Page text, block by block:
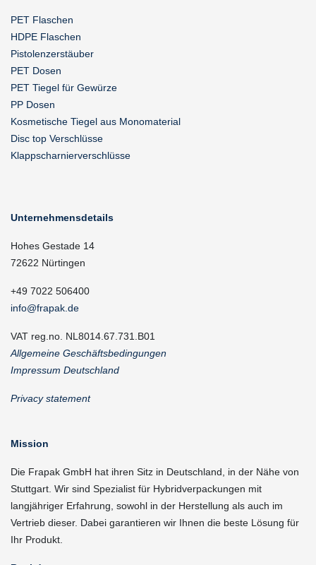
PET Flaschen
HDPE Flaschen
Pistolenzerstäuber
PET Dosen
PET Tiegel für Gewürze
PP Dosen
Kosmetische Tiegel aus Monomaterial
Disc top Verschlüsse
Klappscharnierverschlüsse
Unternehmensdetails
Hohes Gestade 14
72622 Nürtingen
+49 7022 506400
info@frapak.de
VAT reg.no. NL8014.67.731.B01
Allgemeine Geschäftsbedingungen
Impressum Deutschland
Privacy statement
Mission
Die Frapak GmbH hat ihren Sitz in Deutschland, in der Nähe von
Stuttgart. Wir sind Spezialist für Hybridverpackungen mit
langjähriger Erfahrung, sowohl in der Herstellung als auch im
Vertrieb dieser. Dabei garantieren wir Ihnen die beste Lösung für
Ihr Produkt.